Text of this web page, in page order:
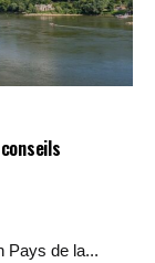
Pays de la...